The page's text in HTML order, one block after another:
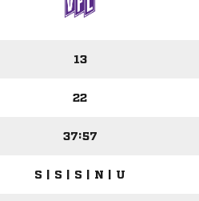
13
22
37:57
S | S | S | N | U